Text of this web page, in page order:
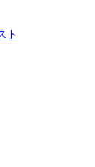
ト